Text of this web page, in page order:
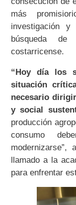
más
investigación
búsqueda
costarricense.
“Hoy día los
situación
necesario
y social
producción
consumo
modernizarse”,
llamado a la
para enfrentar